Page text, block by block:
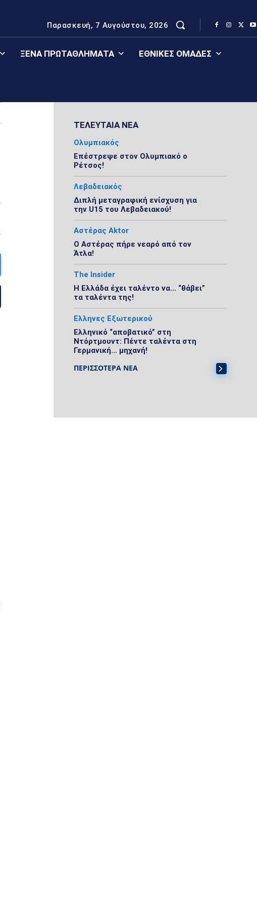
Παρασκευή, 7 Αυγούστου, 2026
ΞΈΝΑ ΠΡΩΤΑΘΛΉΜΑΤΑ ΕΘΝΙΚΈΣ ΟΜΆΔΕΣ
ΤΕΛΕΥΤΑΙΑ ΝΕΑ
Ολυμπιακός
Επέστρεψε στον Ολυμπιακό ο
Ρέτσος!
Λεβαδειακός
Διπλή μεταγραφική ενίσχυση για
την U15 του Λεβαδειακού!
Αστέρας Aktor
Ο Αστέρας πήρε νεαρό από τον
Άτλα!
The Insider
Η Ελλάδα έχει ταλέντο να… “θάβει”
τα ταλέντα της!
Ελληνες Εξωτερικού
Ελληνικό “αποβατικό” στη
Ντόρτμουντ: Πέντε ταλέντα στη
Γερμανική… μηχανή!
ΠΕΡΙΣΣΟΤΕΡΑ ΝΕΑ